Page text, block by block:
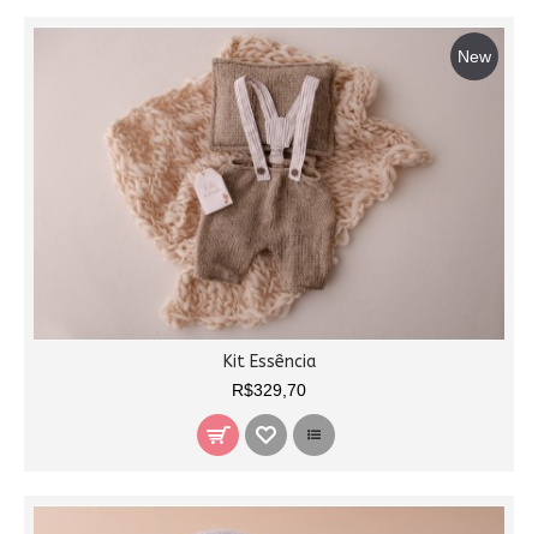
New
Kit Essência
R$329,70